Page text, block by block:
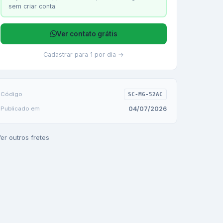
sem criar conta.
Ver contato grátis
Cadastrar para 1 por dia →
Código SC-MG-52AC
Publicado em 04/07/2026
outros fretes